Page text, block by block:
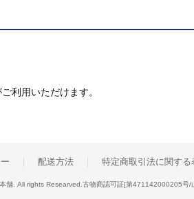
利用いただけます。
配送方法 特定商取引法に関する
舗. All rights Researved. 古物商認可証[第471142000205号/